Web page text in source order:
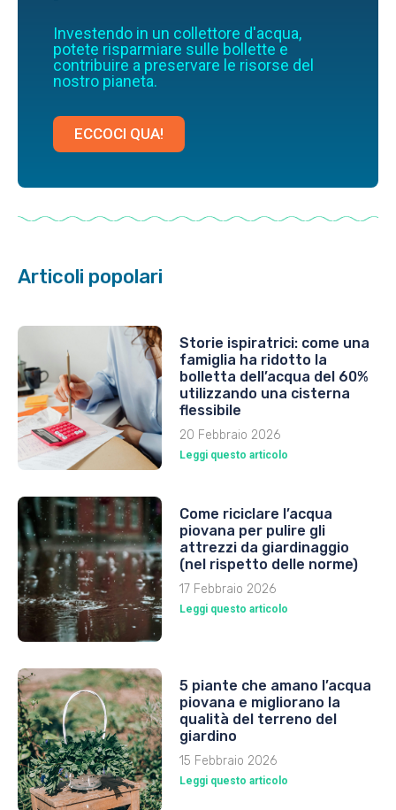
Investendo in un collettore d'acqua,
potete risparmiare sulle bollette e
contribuire a preservare le risorse del
nostro pianeta.
ECCOCI QUA!
Articoli popolari
Storie ispiratrici: come una
famiglia ha ridotto la
bolletta dell’acqua del 60%
utilizzando una cisterna
flessibile
20 Febbraio 2026
Leggi questo articolo
Come riciclare l’acqua
piovana per pulire gli
attrezzi da giardinaggio
(nel rispetto delle norme)
17 Febbraio 2026
Leggi questo articolo
5 piante che amano l’acqua
piovana e migliorano la
qualità del terreno del
giardino
15 Febbraio 2026
Leggi questo articolo